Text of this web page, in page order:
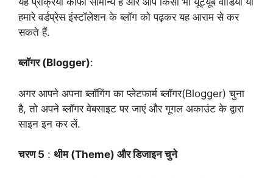
हमारे वर्डप्रेस इंस्टॉलेशन के ब्लॉग को पढ़कर यह आराम से कर
सकते हैं.
ब्लॉगर (Blogger):
अगर आपने अपना ब्लॉगिंग का प्लेटफार्म ब्लॉगर(Blogger) चुना
है, तो अपने ब्लॉगर वेबसाइट पर जाएं और गूगल अकाउंट के द्वारा
साइन इन कर लें.
चरण 5 : थीम (Theme) और डिजाइन चुने